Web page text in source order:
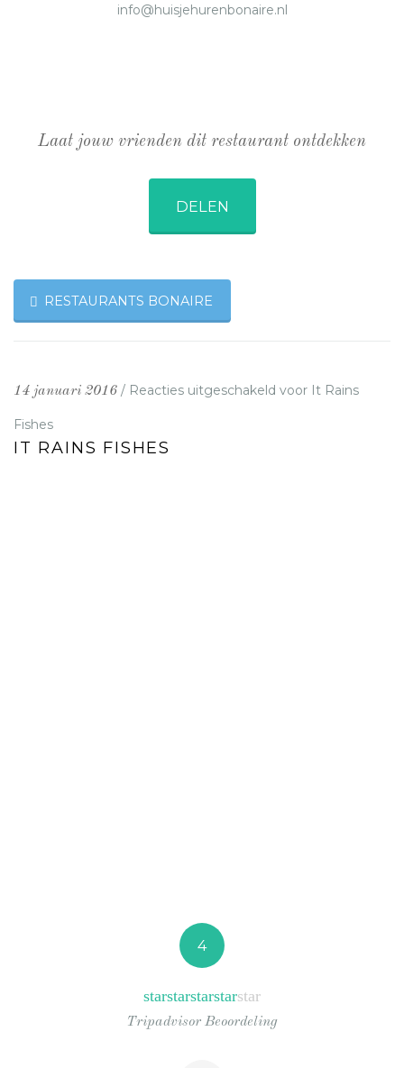
info@huisjehurenbonaire.nl
Laat jouw vrienden dit restaurant ontdekken
DELEN
RESTAURANTS BONAIRE
14 januari 2016 / Reacties uitgeschakeld voor It Rains
Fishes
IT RAINS FISHES
4
starstarstarstarstar
Tripadvisor Beoordeling